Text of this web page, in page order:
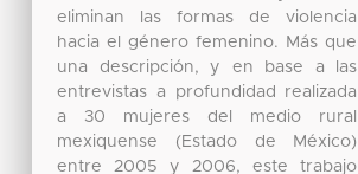
eliminan las formas de violencia
hacia el género femenino. Más que
una descripción, y en base a las
entrevistas a profundidad realizada
a 30 mujeres del medio rural
mexiquense (Estado de México)
entre 2005 y 2006, este trabajo